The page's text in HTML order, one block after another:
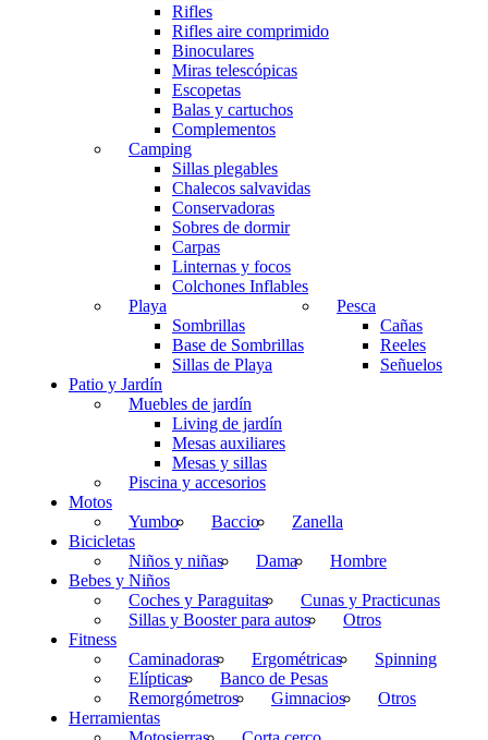
Rifles
Rifles aire comprimido
Binoculares
Miras telescópicas
Escopetas
Balas y cartuchos
Complementos
Camping
Sillas plegables
Chalecos salvavidas
Conservadoras
Sobres de dormir
Carpas
Linternas y focos
Colchones Inflables
Playa
Sombrillas
Base de Sombrillas
Sillas de Playa
Pesca
Cañas
Reeles
Señuelos
Patio y Jardín
Muebles de jardín
Living de jardín
Mesas auxiliares
Mesas y sillas
Piscina y accesorios
Motos
Yumbo
Baccio
Zanella
Bicicletas
Niños y niñas
Dama
Hombre
Bebes y Niños
Coches y Paraguitas
Cunas y Practicunas
Sillas y Booster para autos
Otros
Fitness
Caminadoras
Ergométricas
Spinning
Elípticas
Banco de Pesas
Remorgómetros
Gimnacios
Otros
Herramientas